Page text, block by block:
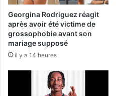
Georgina Rodriguez réagit
après avoir été victime de
grossophobie avant son
mariage supposé
il y a 14 heures